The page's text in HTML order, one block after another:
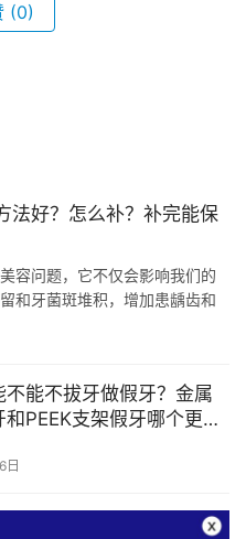
(0)
法好？怎么补？补完能保
容问题，它不仅会影响我们的
和牙菌斑堆积，增加患龋齿和
不能不拔牙做假牙？金属
和PEEK支架假牙哪个更
日